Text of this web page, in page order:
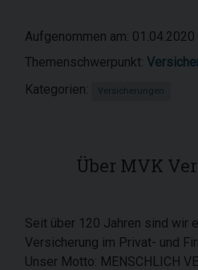
Aufgenommen am: 01.04.2020
Themenschwerpunkt:
Kategorien:
Versicherungen
Über MVK
Seit über 120 Jahren sind wir
Versicherung im Privat- und
Unser Motto: MENSCHLICH